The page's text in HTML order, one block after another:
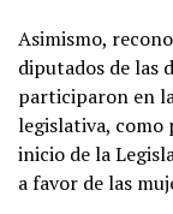
Asimismo,
diputados de las
participaron en
legislativa, como
inicio de la
a favor de las